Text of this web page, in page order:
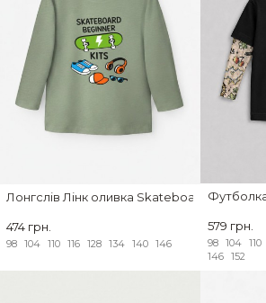
Лонгслів Лінк оливка Skateboard Beginner
474 грн.
98 104 110 116 128 134 140 146
579 грн.
98 104 110
146
152